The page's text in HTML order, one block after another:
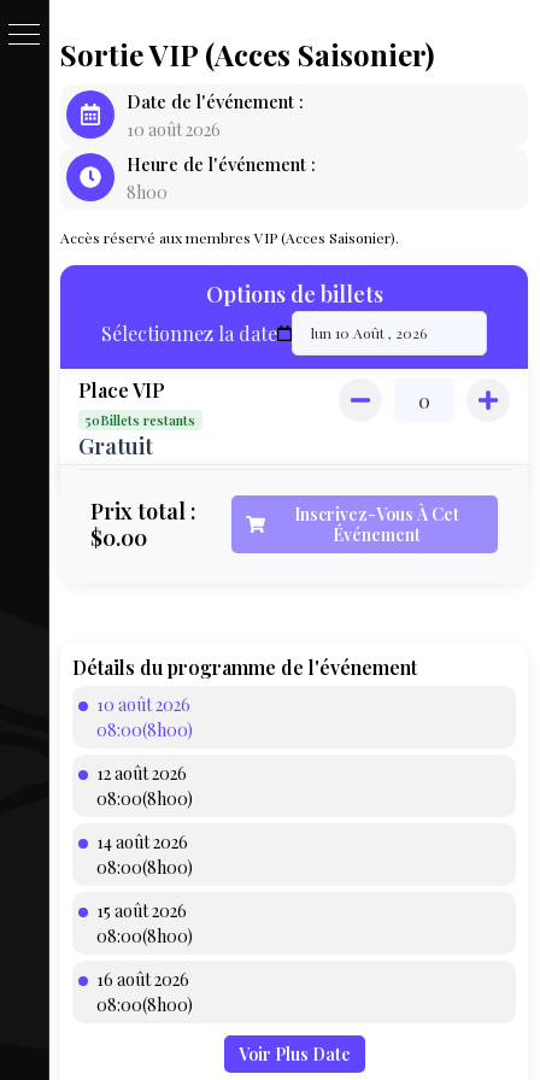
PASSE
BILLET
LIVE
MAP
MON
COMPTE
AEQ
Sortie VIP (Acces Saisonier)
Date de l'événement :
10 août 2026
Heure de l'événement :
8h00
Accès réservé aux membres VIP (Acces Saisonier).
Options de billets
Sélectionnez la date
Place VIP
50Billets restants
Gratuit
Prix total :
$0.00
Inscrivez-Vous À Cet
Événement
Détails du programme de l'événement
10 août 2026
08:00(8h00)
12 août 2026
08:00(8h00)
14 août 2026
08:00(8h00)
15 août 2026
08:00(8h00)
16 août 2026
08:00(8h00)
Voir Plus Date